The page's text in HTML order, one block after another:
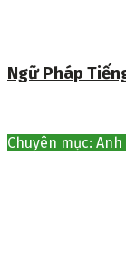
Ngữ Pháp
Chuyên mục: Anh